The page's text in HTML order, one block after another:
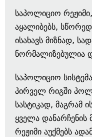
საპოლიციო
აყალიბებს,
ისახავს მიზნად,
ნორმალიზებულია
საპოლიციო
პირველ რიგში
სასტიკად, მაგრამ
ყველა დანარჩენის
რეჟიმი აუქმებს